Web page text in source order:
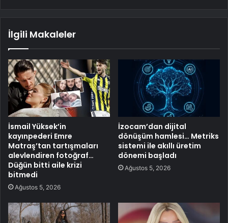
İlgili Makaleler
İsmail Yüksek’in
kayınpederi Emre
Matraş’tan tartışmaları
alevlendiren fotoğraf…
Düğün bitti aile krizi
bitmedi
Ağustos 5, 2026
İzocam’dan dijital
dönüşüm hamlesi… Metriks
sistemi ile akıllı üretim
dönemi başladı
Ağustos 5, 2026